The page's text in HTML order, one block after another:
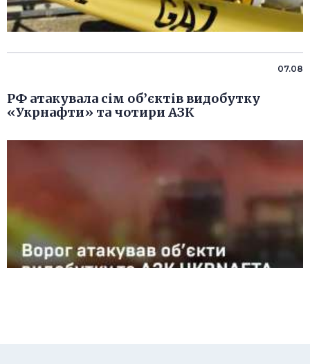
07.08
РФ атакувала сім об’єктів видобутку
«Укрнафти» та чотири АЗК